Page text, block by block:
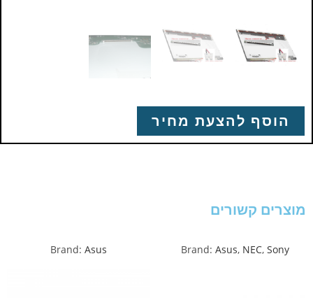
הוסף להצעת מחיר
מוצרים קשורים
Brand: Asus, NEC, Sony
Brand: Asus